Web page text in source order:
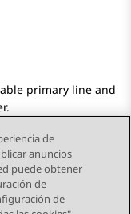
primary line and
de
anuncios
puede obtener
de
de